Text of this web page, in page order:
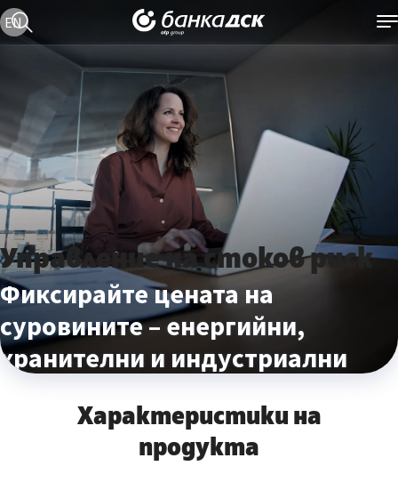
Текуща езикова версия е българска
EN
Управление на стоков риск
Фиксирайте цената на
суровините – енергийни,
хранителни и индустриални
Характеристики на
продукта